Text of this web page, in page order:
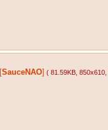
[SauceNAO] ( 81.59KB , 850x610